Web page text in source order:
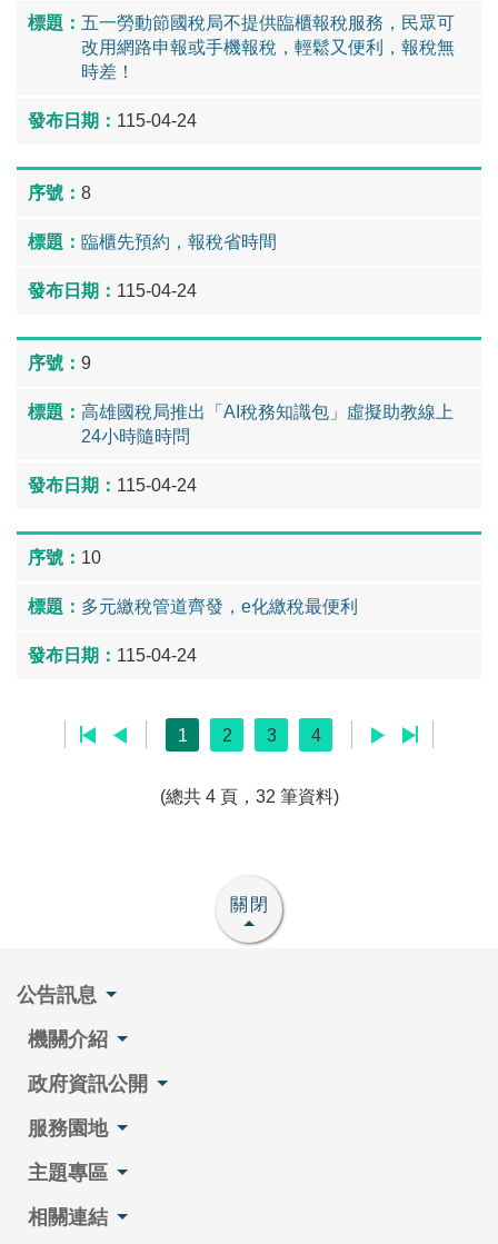
五一勞動節國稅局不提供臨櫃報稅服務，民眾可
改用網路申報或手機報稅，輕鬆又便利，報稅無
時差！
115-04-24
8
臨櫃先預約，報稅省時間
115-04-24
9
高雄國稅局推出「AI稅務知識包」虛擬助教線上
24小時隨時問
115-04-24
10
多元繳稅管道齊發，e化繳稅最便利
115-04-24
1 2 3 4
(總共 4 頁，32 筆資料)
關閉
公告訊息
機關介紹
政府資訊公開
服務園地
主題專區
相關連結